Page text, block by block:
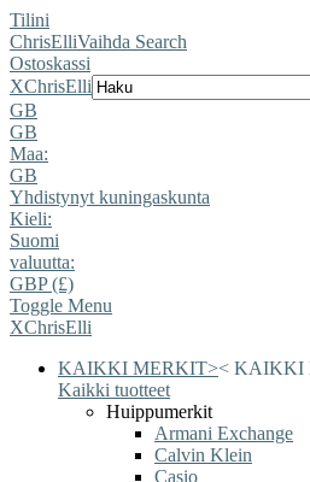
Tilini
ChrisElliVaihda Search
Ostoskassi
XChrisElli
GB
GB
Maa:
GB
Yhdistynyt kuningaskunta
Kieli:
Suomi
valuutta:
GBP (£)
Toggle Menu
XChrisElli
KAIKKI MERKIT>< KAIKKI
Kaikki tuotteet
Huippumerkit
Armani Exchange
Calvin Klein
Casio